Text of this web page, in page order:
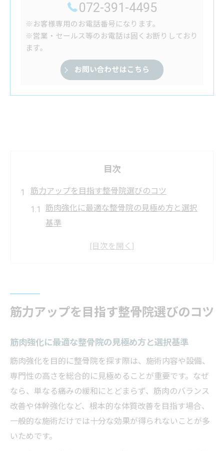
072-391-4495
※お客様専用のお電話番号になります。
※営業・セールス等のお電話は固くお断りしており
ます。
お問い合わせはこちら
目次
筋力アップを目指す整骨院選びのコツ
筋肉強化に最適な整骨院の見極め方と選択
基準
整骨院選びで注目すべき筋力アップ対応力
整骨院で筋肉強化を叶えるためのポイント
解説
保険適用も考慮した整骨院の選び方ガイド
整骨院で筋肉強化を始める前の不安を解消
しよう
国家資格者がいる整骨院で安心してトレー
ニング
筋肉強化施術の流れと整骨院のサポート体
筋力アップを目指す整骨院選びのコツ
筋肉強化に最適な整骨院の見極め方と選択基準
筋肉強化を目的に整骨院を探す際は、施術内容や設備、
専門性の高さを総合的に見極めることが重要です。なぜ
なら、単なる痛みの緩和にとどまらず、筋肉のバランス
改善や体幹強化など、根本的な体質改善を目指す場合、
一般的な施術だけでは十分な効果が得られないことが多
いためです。